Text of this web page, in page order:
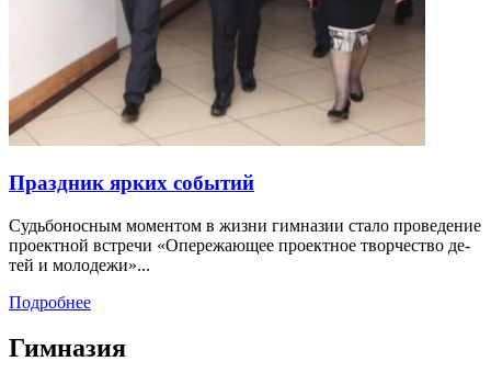
Праздник ярких событий
Судь­бо­нос­ным мо­мен­том в жиз­ни гим­на­зии ста­ло про­веде­ние
про­ект­ной встре­чи «Опе­режа­ющее про­ект­ное твор­чест­во де­
тей и мо­лоде­жи»...
Подробнее
Гимназия